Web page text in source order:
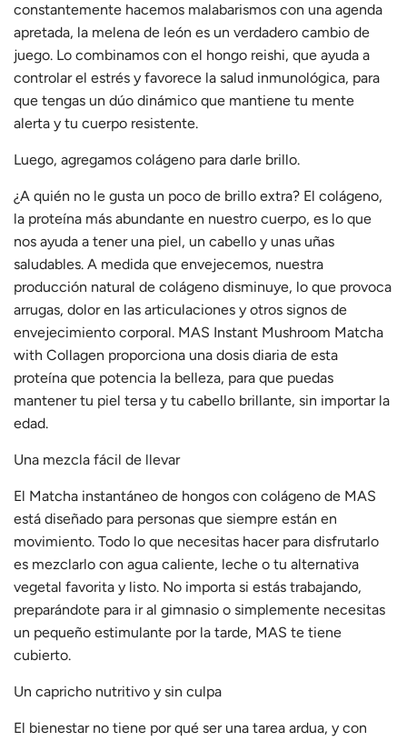
constantemente hacemos malabarismos con una agenda
apretada, la melena de león es un verdadero cambio de
juego. Lo combinamos con el hongo reishi, que ayuda a
controlar el estrés y favorece la salud inmunológica, para
que tengas un dúo dinámico que mantiene tu mente
alerta y tu cuerpo resistente.
Luego, agregamos colágeno para darle brillo.
¿A quién no le gusta un poco de brillo extra? El colágeno,
la proteína más abundante en nuestro cuerpo, es lo que
nos ayuda a tener una piel, un cabello y unas uñas
saludables. A medida que envejecemos, nuestra
producción natural de colágeno disminuye, lo que provoca
arrugas, dolor en las articulaciones y otros signos de
envejecimiento corporal. MAS Instant Mushroom Matcha
with Collagen proporciona una dosis diaria de esta
proteína que potencia la belleza, para que puedas
mantener tu piel tersa y tu cabello brillante, sin importar la
edad.
Una mezcla fácil de llevar
El Matcha instantáneo de hongos con colágeno de MAS
está diseñado para personas que siempre están en
movimiento. Todo lo que necesitas hacer para disfrutarlo
es mezclarlo con agua caliente, leche o tu alternativa
vegetal favorita y listo. No importa si estás trabajando,
preparándote para ir al gimnasio o simplemente necesitas
un pequeño estimulante por la tarde, MAS te tiene
cubierto.
Un capricho nutritivo y sin culpa
El bienestar no tiene por qué ser una tarea ardua, y con